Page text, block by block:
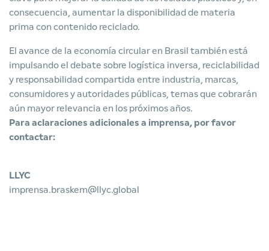
consecuencia, aumentar la disponibilidad de materia
prima con contenido reciclado.
El avance de la economía circular en Brasil también está
impulsando el debate sobre logística inversa, reciclabilidad
y responsabilidad compartida entre industria, marcas,
consumidores y autoridades públicas, temas que cobrarán
aún mayor relevancia en los próximos años.
Para aclaraciones adicionales a imprensa, por favor
contactar:
LLYC
imprensa.braskem@llyc.global